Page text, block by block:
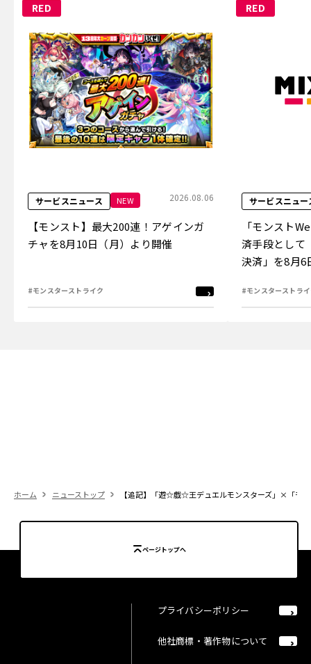
RED
サービスニュース NEW 2026.08.06
【モンスト】最大200連！アゲインガ
チャを8月10日（月）より開催
#モンスターストライク
RED
サービスニュー
「モンスト
済手段として
決済」を8月6
#モンスターストラ
ホーム ニューストップ 【追記】「遊☆戯☆王デュエルモンスターズ」×「モ
ページトップへ
プライバシーポリシー
他社商標・著作物について